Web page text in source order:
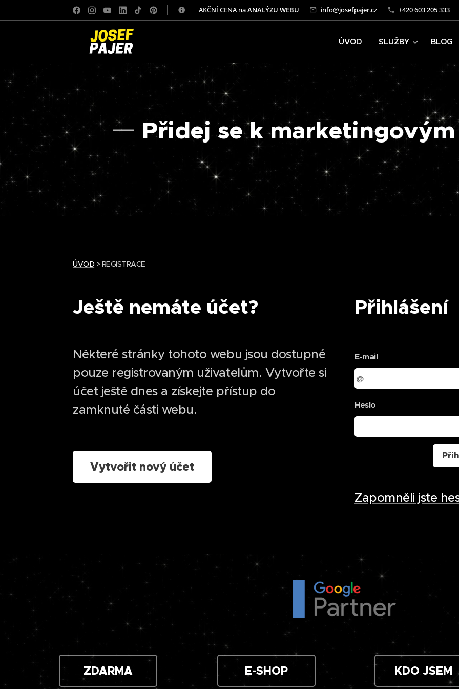
✅ AKČNÍ CENA naANALÝZU WEBU info@josefpajer.cz +420 603 205 333
ÚVOD SLUŽBY BLOG
Přidej se k
ÚVOD > REGISTRACE
Ještě nemáte účet?
Některé stránky tohoto webu jsou dostupné
pouze registrovaným uživatelům. Vytvořte si
účet ještě dnes a získejte přístup do
zamknuté části webu.
Vytvořit nový účet
Přihlášení
E-mail
Heslo
Zapomněli jste
ZDARMA E-SHOP KDO JSEM